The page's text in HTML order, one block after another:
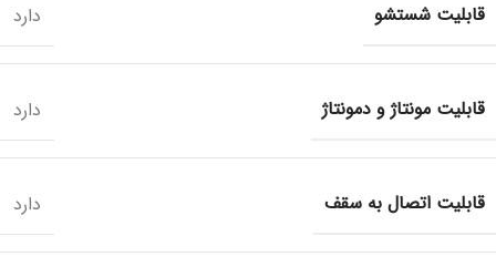
قابلیت شستشو دارد
قابلیت مونتاژ و دمونتاژ دارد
قابلیت اتصال به سقف دارد